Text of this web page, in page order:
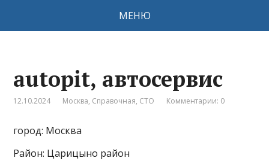
МЕНЮ
autopit, автосервис
12.10.2024 Москва, Справочная, СТО Комментарии: 0
город: Москва
Район: Царицыно район